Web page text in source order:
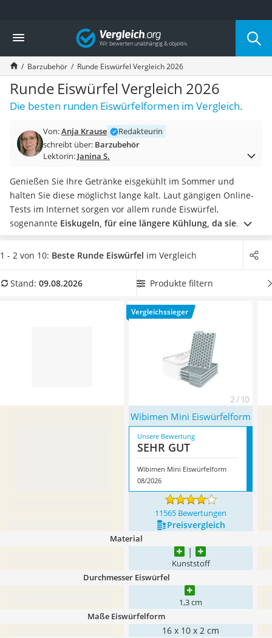
Die beliebtesten Vergleiche nach Kategorie
Haushalt
Wassersprudler
Zentralstaubsauger
Brotbackautomat
Wischroboter
Wäschespinne
Spülmaschinentabs
Akku-Staubsauger
AEG-Waschmaschine
Saug-Wisch-Roboter
Handstaubsauger
Milchaufschäumer
Kondenstrockner
Reiskocher
Tierhaarstaubsauger
Vergleich
Barzubehör Runde Eiswürfel Vergleich 2026
Runde Eiswürfel Vergleich 2026
Die besten runden Eiswürfelformen im Vergleich.
Von:Anja Krause
Redakteurin
schreibt über: Barzubehör
Lektorin: Janina S.
Genießen Sie Ihre Getränke eisgekühlt im Sommer und
halten Sie diese möglichst lange kalt. Laut gängigen Online-
Tests im Internet sorgen vor allem runde Eiswürfel,
sogenannte Eiskugeln, für eine längere Kühlung, da sie
langsamer schmelzen.Wählen Sie jetzt aus unserer
Produkttabelle eineEiswürfelform, diedie größten runden
Eiskugel besonders lange kühl bleibt. Überzeugt hat uns hier
mit seinen Eigenschaften.
1 - 2 von 10: Beste Runde Eiswürfel im Vergleich
Stand: 09.08.2026 Produkte filtern
Vergleichssieger
2 / 10
Wibimen Mini Eiswürfelform
Unsere Bewertung
SEHR GUT
Wibimen Mini Eiswürfelform
08/2026
11565 Bewertungen
Preis­vergleich
Material
Kunststoff
Durchmesser Eiswürfel
1,3 cm
Maße Eiswürfelform
16 x 10 x 2 cm